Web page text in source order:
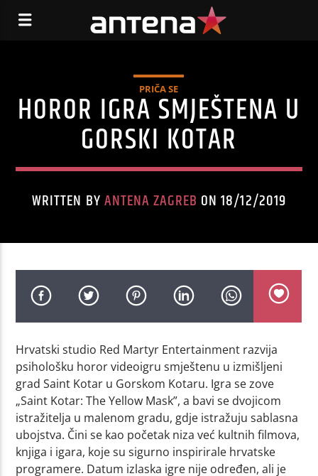
PRIČA SE
HOROR IGRA SMJEŠTENA U
GORSKI KOTAR
WRITTEN BYANTENA ZAGREB ON 18/12/2019
Hrvatski studio Red Martyr Entertainment razvija
psihološku horor videoigru smještenu u izmišljeni
grad Saint Kotar u Gorskom Kotaru. Igra se zove
„Saint Kotar: The Yellow Mask”, a bavi se dvojicom
istražitelja u malenom gradu, gdje istražuju sablasna
ubojstva. Čini se kao početak niza već kultnih filmova,
knjiga i igara, koje su sigurno inspirirale hrvatske
programere. Datum izlaska igre nije određen, ali je